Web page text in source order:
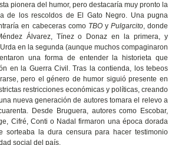
pionera del humor, pero destacaría muy pronto la
de los rescoldos de El Gato Negro. Una pugna
en cabeceras como TBO y Pulgarcito, donde
Álvarez, Tínez o Donaz en la primera, y
en la segunda (aunque muchos compaginaron
una forma de entender la historieta que
en la Guerra Civil. Tras la contienda, los tebeos
pero el género de humor siguió presente en
restricciones económicas y políticas, creando
nueva generación de autores tomara el relevo a
Desde Bruguera, autores como Escobar,
Cifré, Conti o Nadal firmaron una época dorada
sorteaba la dura censura para hacer testimonio
social del país.